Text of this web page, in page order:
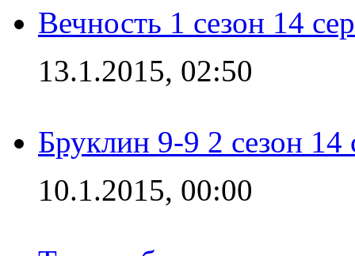
Вечность 1 сезон 14
13.1.2015, 02:50
Бруклин 9-9 2 сезон 14
10.1.2015, 00:00